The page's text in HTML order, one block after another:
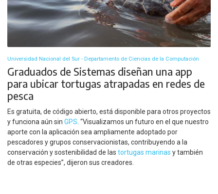
Universidad Nacional del Sur - Departamento de Ciencias de la Computación
Graduados de Sistemas diseñan una app
para ubicar tortugas atrapadas en redes de
pesca
Es gratuita, de código abierto, está disponible para otros proyectos
y funciona aún sin GPS. “Visualizamos un futuro en el que nuestro
aporte con la aplicación sea ampliamente adoptado por
pescadores y grupos conservacionistas, contribuyendo a la
conservación y sostenibilidad de las tortugas marinas y también
de otras especies”, dijeron sus creadores.